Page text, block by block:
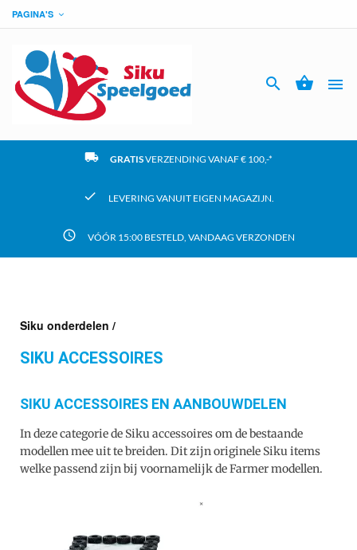
PAGINA'S



local_shipping GRATISVERZENDING VANAF € 100,-*
check LEVERING VANUIT EIGEN MAGAZIJN.
access_time VÓÓR 15:00 BESTELD, VANDAAG VERZONDEN
Siku onderdelen /
SIKU ACCESSOIRES
SIKU ACCESSOIRES EN AANBOUWDELEN
In deze categorie de Siku accessoires om de bestaande
modellen mee uit te breiden. Dit zijn originele Siku items
welke passend zijn bij voornamelijk de Farmer modellen.